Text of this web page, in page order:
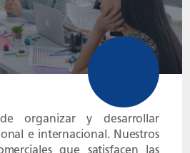
de organizar y desarrollar
e internacional. Nuestros
que satisfacen las